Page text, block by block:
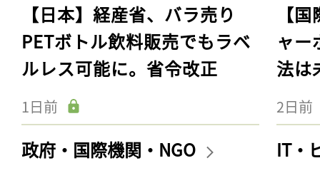
【日本】経産省、バラ売り
PETボトル飲料販売でもラベ
ルレス可能に。省令改正
1日前
【
ャー
法は
2日前
政府・国際機関・NGO IT・